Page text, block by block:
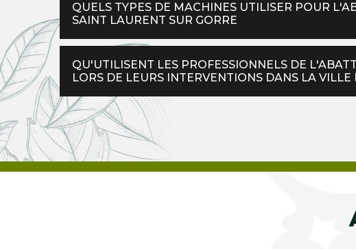
QUELS TYPES DE MACHINES UTILISER POUR
SAINT LAURENT SUR GORRE
QU'UTILISENT LES PROFESSIONNELS DE
LORS DE LEURS INTERVENTIONS DANS LA